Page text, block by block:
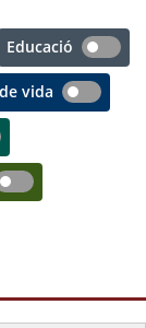
Educació
vida